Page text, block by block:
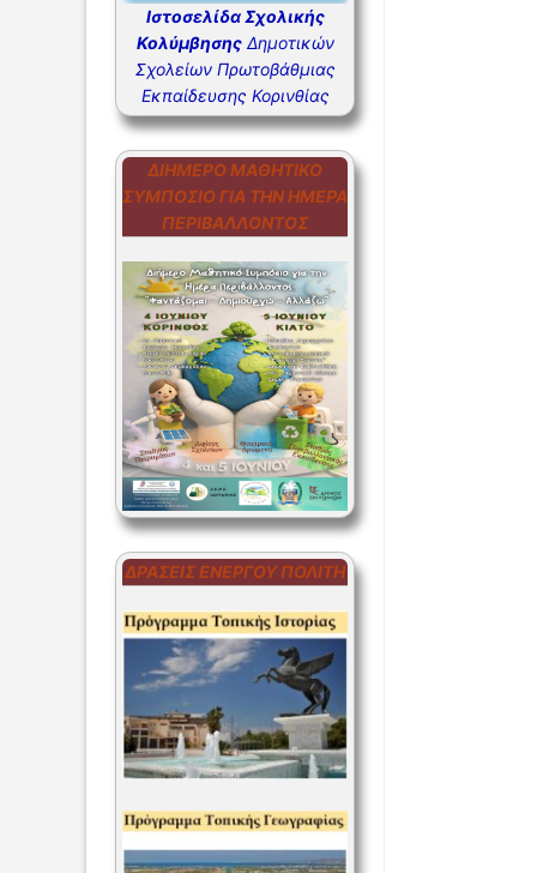
Ιστοσελίδα Σχολικής
ΚολύμβησηςΔημοτικών
Σχολείων Πρωτοβάθμιας
Εκπαίδευσης Κορινθίας
ΔΙΉΜΕΡΟ ΜΑΘΗΤΙΚΌ
ΣΥΜΠΌΣΙΟ ΓΙΑ ΤΗΝ ΗΜΈΡΑ
ΠΕΡΙΒΆΛΛΟΝΤΟΣ
ΔΡΆΣΕΙΣ ΕΝΕΡΓΟΎ ΠΟΛΊΤΗ